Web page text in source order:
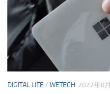
DIGITAL LIFE / WETECH 2022年8